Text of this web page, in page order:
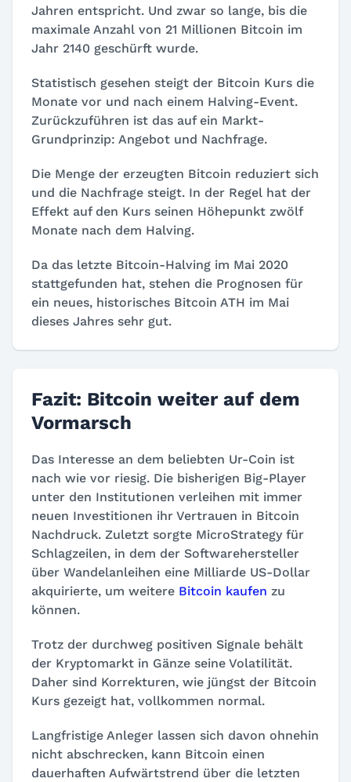
Jahren entspricht. Und zwar so lange, bis die
maximale Anzahl von 21 Millionen Bitcoin im
Jahr 2140 geschürft wurde.
Statistisch gesehen steigt der Bitcoin Kurs die
Monate vor und nach einem Halving-Event.
Zurückzuführen ist das auf ein Markt-
Grundprinzip: Angebot und Nachfrage.
Die Menge der erzeugten Bitcoin reduziert sich
und die Nachfrage steigt. In der Regel hat der
Effekt auf den Kurs seinen Höhepunkt zwölf
Monate nach dem Halving.
Da das letzte Bitcoin-Halving im Mai 2020
stattgefunden hat, stehen die Prognosen für
ein neues, historisches Bitcoin ATH im Mai
dieses Jahres sehr gut.
Fazit: Bitcoin weiter auf dem
Vormarsch
Das Interesse an dem beliebten Ur-Coin ist
nach wie vor riesig. Die bisherigen Big-Player
unter den Institutionen verleihen mit immer
neuen Investitionen ihr Vertrauen in Bitcoin
Nachdruck. Zuletzt sorgte MicroStrategy für
Schlagzeilen, in dem der Softwarehersteller
über Wandelanleihen eine Milliarde US-Dollar
akquirierte, um weitere Bitcoin kaufen zu
können.
Trotz der durchweg positiven Signale behält
der Kryptomarkt in Gänze seine Volatilität.
Daher sind Korrekturen, wie jüngst der Bitcoin
Kurs gezeigt hat, vollkommen normal.
Langfristige Anleger lassen sich davon ohnehin
nicht abschrecken, kann Bitcoin einen
dauerhaften Aufwärtstrend über die letzten